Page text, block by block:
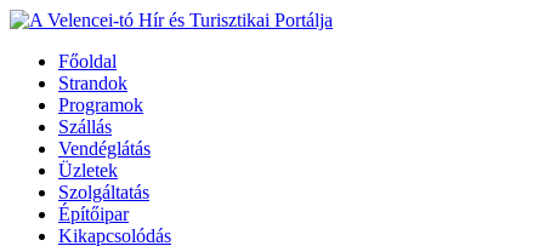
Főoldal
Strandok
Programok
Szállás
Vendéglátás
Üzletek
Szolgáltatás
Építőipar
Kikapcsolódás